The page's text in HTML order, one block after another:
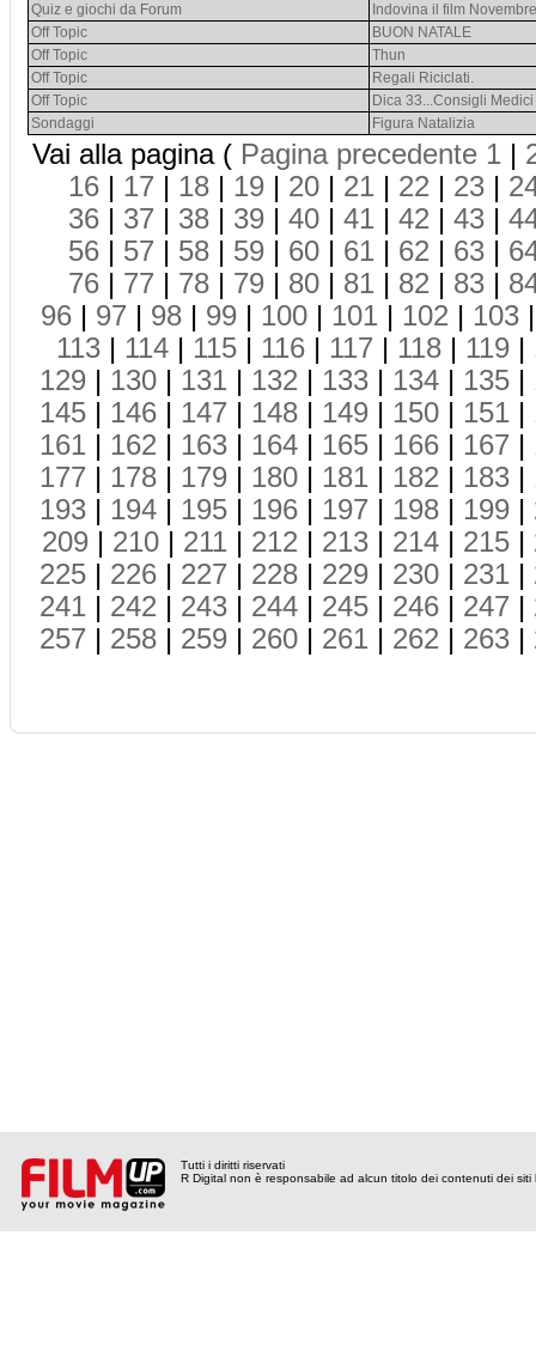
Quiz e giochi da Forum
Indovina il film
Off Topic
BUON NATALE
Off Topic
Thun
Off Topic
Regali Riciclati.
Off Topic
Dica 33...Consigli Medici
Sondaggi
Figura Natalizia
Vai alla pagina ( Pagina precedente 1 |
16 | 17 | 18 | 19 | 20 | 21 | 22 | 23 |
36 | 37 | 38 | 39 | 40 | 41 | 42 | 43 |
56 | 57 | 58 | 59 | 60 | 61 | 62 | 63 |
76 | 77 | 78 | 79 | 80 | 81 | 82 | 83 |
96 | 97 | 98 | 99 | 100 | 101 | 102 | 103
113 | 114 | 115 | 116 | 117 | 118 | 119 |
129 | 130 | 131 | 132 | 133 | 134 | 135 |
145 | 146 | 147 | 148 | 149 | 150 | 151 |
161 | 162 | 163 | 164 | 165 | 166 | 167 |
177 | 178 | 179 | 180 | 181 | 182 | 183 |
193 | 194 | 195 | 196 | 197 | 198 | 199 |
209 | 210 | 211 | 212 | 213 | 214 | 215 |
225 | 226 | 227 | 228 | 229 | 230 | 231 |
241 | 242 | 243 | 244 | 245 | 246 | 247 |
257 | 258 | 259 | 260 | 261 | 262 | 263 |
Tutti i diritti riservati
R Digital non è responsabile ad alcun titolo dei contenuti dei siti